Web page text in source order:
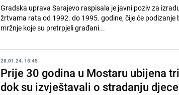
Gradska uprava Sarajevo raspisala je javni poziv za
žrtvama rata od 1992. do 1995. godine, čije će
mržnje koje su pretrpjeli građani...
28.01.24. 15:45
Prije 30 godina u Mostaru ubijena
dok su izvještavali o stradanju djece